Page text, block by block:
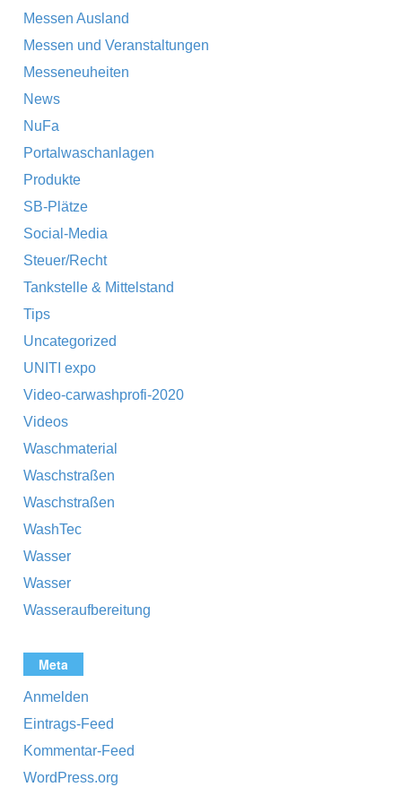
Messen Ausland
Messen und Veranstaltungen
Messeneuheiten
News
NuFa
Portalwaschanlagen
Produkte
SB-Plätze
Social-Media
Steuer/Recht
Tankstelle & Mittelstand
Tips
Uncategorized
UNITI expo
Video-carwashprofi-2020
Videos
Waschmaterial
Waschstraßen
Waschstraßen
WashTec
Wasser
Wasser
Wasseraufbereitung
Meta
Anmelden
Eintrags-Feed
Kommentar-Feed
WordPress.org